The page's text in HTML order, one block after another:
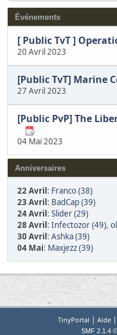
Événements
[ Public TvT ]
20 Avril 2023
[Public TvT] Marine
27 Avril 2023
[Public PvP] The
04 Mai 2023
Anniversaires
22 Avril: Franco (38)
23 Avril: BadCap (39)
24 Avril: Slider (29)
28 Avril: Infectozor (49),
30 Avril: Ashka (39)
04 Mai: Maxjezz (39)
TinyPortal | Aide|
SMF 2.1.4